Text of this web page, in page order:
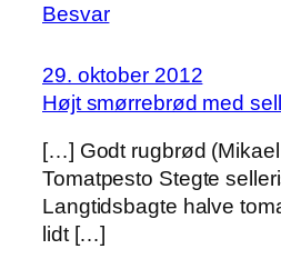
Besvar
29. oktober 2012
Højt smørrebrød med
[…] Godt rugbrød
Tomatpesto Stegte
Langtidsbagte halve
lidt […]